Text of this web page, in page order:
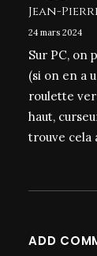
Jean-
24 mars 2024
Sur PC, on
(si on en a
roulette
haut,
trouve cela
ADD